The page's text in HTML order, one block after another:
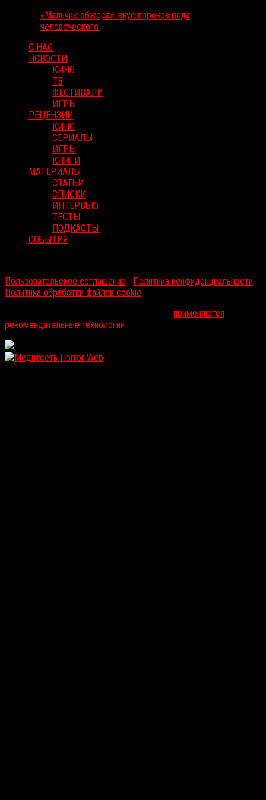
«Мальчик-обжора»: вкус пороков рода
человеческого
О НАС
НОВОСТИ
КИНО
ТВ
ФЕСТИВАЛИ
ИГРЫ
РЕЦЕНЗИИ
КИНО
СЕРИАЛЫ
ИГРЫ
КНИГИ
МАТЕРИАЛЫ
СТАТЬИ
СПИСКИ
ИНТЕРВЬЮ
ТЕСТЫ
ПОДКАСТЫ
СОБЫТИЯ
Пользовательское соглашение
Политика конфиденциальности
Политика обработки файлов cookie
применяются
рекомендательные технологии